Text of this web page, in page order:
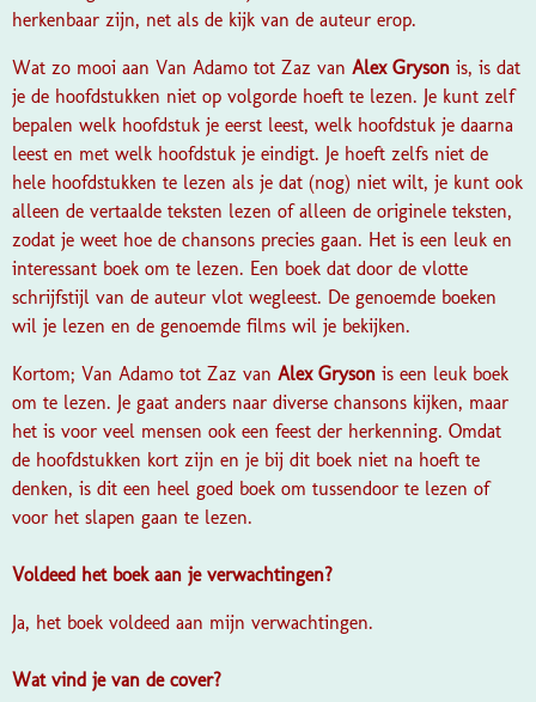
herkenbaar zijn, net als de kijk van de auteur erop.
Wat zo mooi aan Van Adamo tot Zaz van Alex Gryson is, is dat
je de hoofdstukken niet op volgorde hoeft te lezen. Je kunt zelf
bepalen welk hoofdstuk je eerst leest, welk hoofdstuk je daarna
leest en met welk hoofdstuk je eindigt. Je hoeft zelfs niet de
hele hoofdstukken te lezen als je dat (nog) niet wilt, je kunt ook
alleen de vertaalde teksten lezen of alleen de originele teksten,
zodat je weet hoe de chansons precies gaan. Het is een leuk en
interessant boek om te lezen. Een boek dat door de vlotte
schrijfstijl van de auteur vlot wegleest. De genoemde boeken
wil je lezen en de genoemde films wil je bekijken.
Kortom; Van Adamo tot Zaz van Alex Gryson is een leuk boek
om te lezen. Je gaat anders naar diverse chansons kijken, maar
het is voor veel mensen ook een feest der herkenning. Omdat
de hoofdstukken kort zijn en je bij dit boek niet na hoeft te
denken, is dit een heel goed boek om tussendoor te lezen of
voor het slapen gaan te lezen.
Voldeed het boek aan je verwachtingen?
Ja, het boek voldeed aan mijn verwachtingen.
Wat vind je van de cover?